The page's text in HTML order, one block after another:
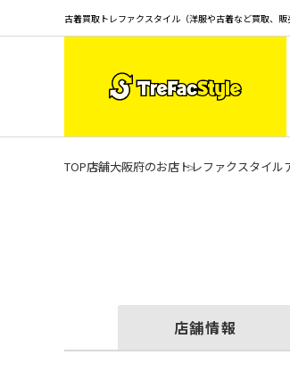
古着買取トレファクスタイル（洋服や古着など買取、販
TOP店舗大阪府のお店 トレファクスタイル
店舗情報